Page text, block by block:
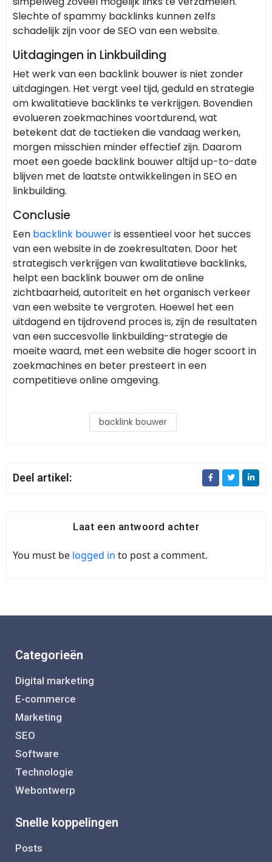
Slechte of spammy backlinks kunnen zelfs
schadelijk zijn voor de SEO van een website.
Uitdagingen in Linkbuilding
Het werk van een backlink bouwer is niet zonder
uitdagingen. Het vergt veel tijd, geduld en strategie
om kwalitatieve backlinks te verkrijgen. Bovendien
evolueren zoekmachines voortdurend, wat
betekent dat de tactieken die vandaag werken,
morgen misschien minder effectief zijn. Daarom
moet een goede backlink bouwer altijd up-to-date
blijven met de laatste ontwikkelingen in SEO en
linkbuilding.
Conclusie
Een backlink bouweris essentieel voor het succes
van een website in de zoekresultaten. Door het
strategisch verkrijgen van kwalitatieve backlinks,
helpt een backlink bouwer om de online
zichtbaarheid, autoriteit en het organisch verkeer
van een website te vergroten. Hoewel het een
uitdagend en tijdrovend proces is, zijn de resultaten
van een succesvolle linkbuilding-strategie de
moeite waard, met een website die hoger scoort in
zoekmachines en beter presteert in een
competitieve online omgeving.
backlink bouwer
Deel artikel:
Laat een antwoord achter
You must be logged in to post a comment.
Categorieën
Digital marketing
E-commerce
Marketing
SEO
Software
Technologie
Webontwerp
Snelle koppelingen
Posts